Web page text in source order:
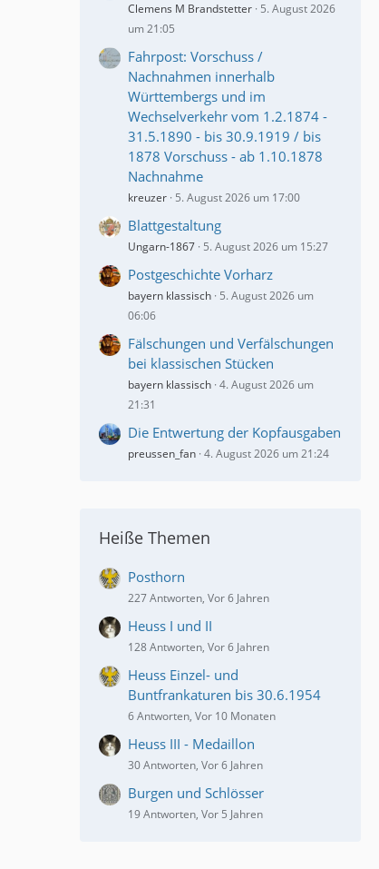
Clemens M Brandstetter 5. August 2026
um 21:05
Fahrpost: Vorschuss /
Nachnahmen innerhalb
Württembergs und im
Wechselverkehr vom 1.2.1874 -
31.5.1890 - bis 30.9.1919 / bis
1878 Vorschuss - ab 1.10.1878
Nachnahme
kreuzer 5. August 2026 um 17:00
Blattgestaltung
Ungarn-1867 5. August 2026 um 15:27
Postgeschichte Vorharz
bayern klassisch 5. August 2026 um
06:06
Fälschungen und Verfälschungen
bei klassischen Stücken
bayern klassisch 4. August 2026 um
21:31
Die Entwertung der Kopfausgaben
preussen_fan 4. August 2026 um 21:24
Heiße Themen
Posthorn
227 Antworten, Vor 6 Jahren
Heuss I und II
128 Antworten, Vor 6 Jahren
Heuss Einzel- und
Buntfrankaturen bis 30.6.1954
6 Antworten, Vor 10 Monaten
Heuss III - Medaillon
30 Antworten, Vor 6 Jahren
Burgen und Schlösser
19 Antworten, Vor 5 Jahren